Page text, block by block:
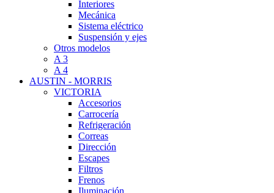
Interiores
Mecánica
Sistema eléctrico
Suspensión y ejes
Otros modelos
A 3
A 4
AUSTIN - MORRIS
VICTORIA
Accesorios
Carrocería
Refrigeración
Correas
Dirección
Escapes
Filtros
Frenos